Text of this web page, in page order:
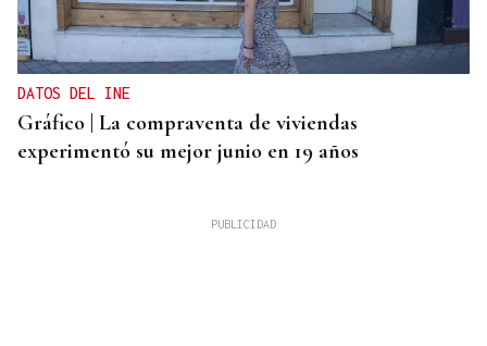
DATOS DEL INE
Gráfico | La compraventa de viviendas
experimentó su mejor junio en 19 años